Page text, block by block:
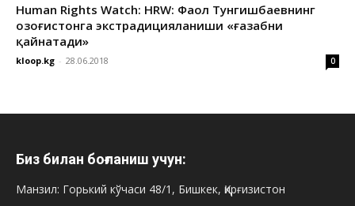
Human Rights Watch: HRW: Фаол Тунгишбаевнинг
Қозоғистонга экстрадицияланиши «ғазабни
қайнатади»
kloop.kg - 28.06.2018 0
Биз билан боғланиш учун:
Манзил: Горький кўчаси 48/1, Бишкек, Қирғизистон